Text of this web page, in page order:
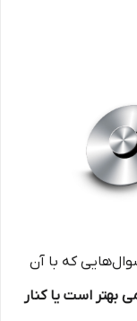
که با آن
بهتر است یا کنار